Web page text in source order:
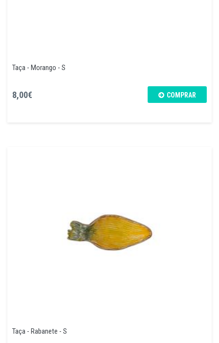
Taça - Morango - S
8,00€ COMPRAR
Taça - Rabanete - S